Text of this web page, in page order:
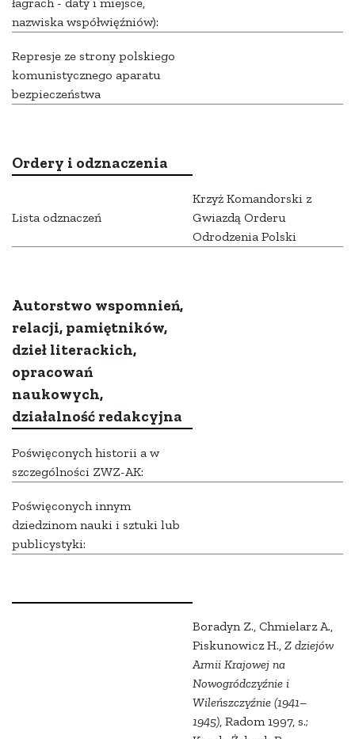
nazwiska współwięźniów):
Represje ze strony polskiego
komunistycznego aparatu
bezpieczeństwa
Ordery i odznaczenia
Lista odznaczeń
Krzyż Komandorski z
Gwiazdą Orderu
Odrodzenia Polski
Autorstwo wspomnień,
relacji, pamiętników,
dzieł literackich,
opracowań
naukowych,
działalność redakcyjna
Poświęconych historii a w
szczególności ZWZ-AK:
Poświęconych innym
dziedzinom nauki i sztuki lub
publicystyki:
Boradyn Z., Chmielarz A.,
Piskunowicz H., Z dziejów
Armii Krajowej na
Nowogródczyźnie i
Wileńszczyźnie (1941–
1945), Radom 1997, s.;